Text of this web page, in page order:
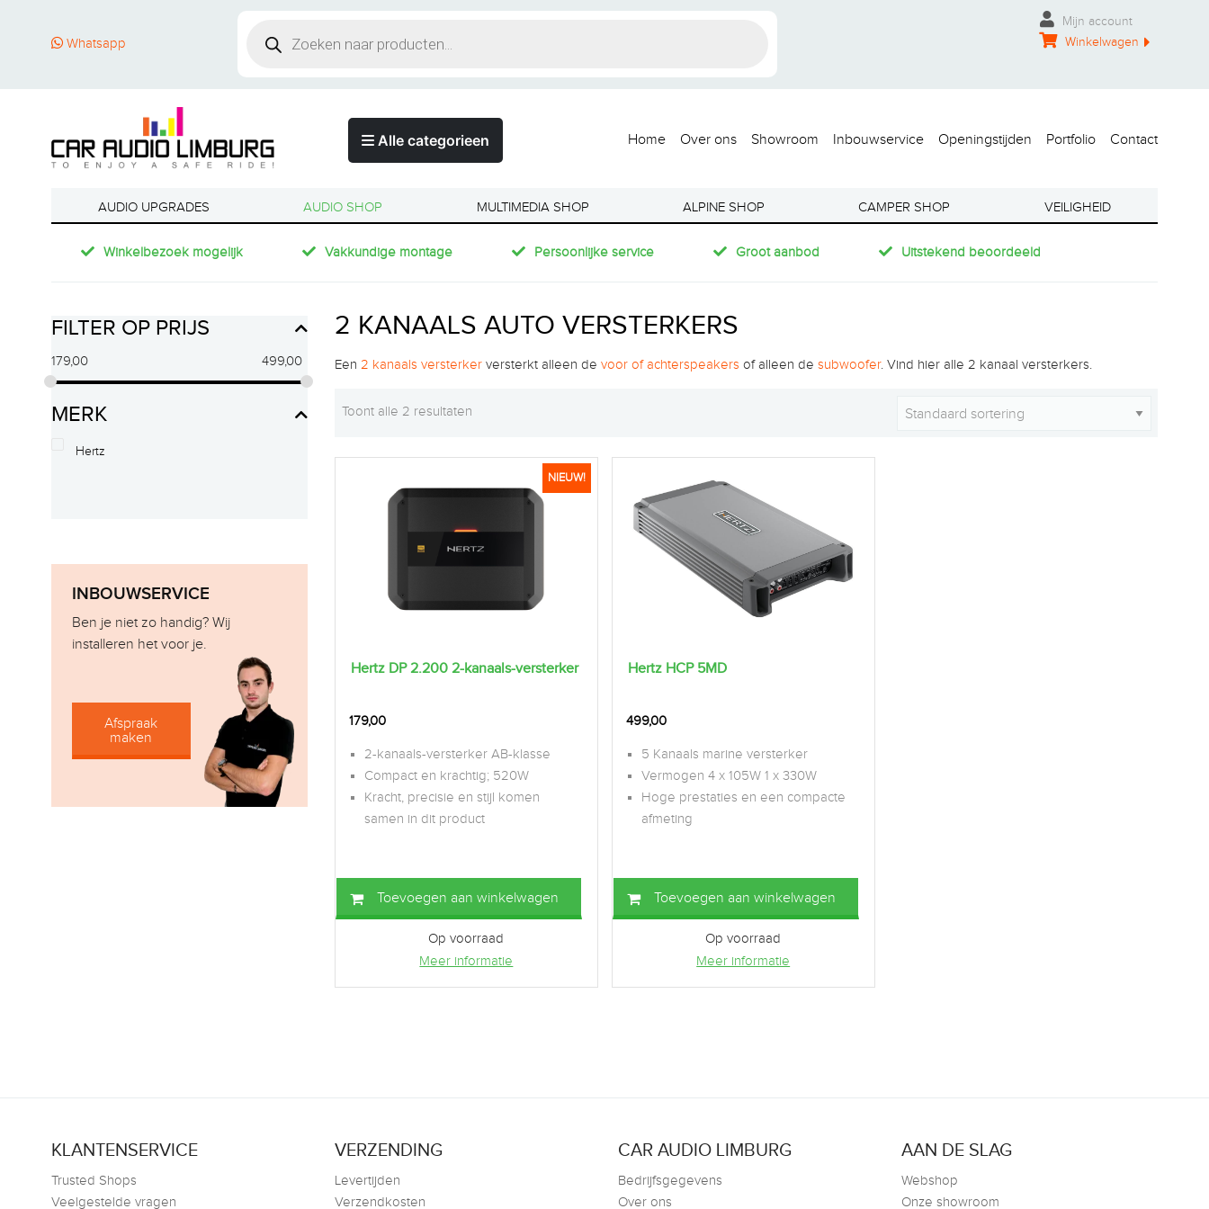
Whatsapp
Mijn account
Winkelwagen
Alle categorieen Home Over ons Showroom Inbouwservice Openingstijden Portfolio Contact
AUDIO UPGRADES AUDIO SHOP MULTIMEDIA SHOP ALPINE SHOP CAMPER SHOP VEILIGHEID
Winkelbezoek mogelijk Vakkundige montage Persoonlijke service Groot aanbod Uitstekend beoordeeld
FILTER OP PRIJS
179,00 499,00
MERK
Hertz
INBOUWSERVICE
Ben je niet zo handig? Wij
installeren het voor je.
Afspraak
maken
2 KANAALS AUTO VERSTERKERS
Een 2 kanaals versterker versterkt alleen de voor of achterspeakers of alleen de subwoofer. Vind hier alle 2 kanaal versterkers.
Toont alle 2 resultaten
NIEUW!
Hertz DP 2.200 2-kanaals-versterker
179,00
2-kanaals-versterker AB-klasse
Compact en krachtig; 520W
Kracht, precisie en stijl komen
samen in dit product
Toevoegen aan winkelwagen
Op voorraad
Meer informatie
Hertz HCP 5MD
499,00
5 Kanaals marine versterker
Vermogen 4 x 105W 1 x 330W
Hoge prestaties en een compacte
afmeting
Toevoegen aan winkelwagen
Op voorraad
Meer informatie
KLANTENSERVICE
Trusted Shops
Veelgestelde vragen
VERZENDING
Levertijden
Verzendkosten
CAR AUDIO LIMBURG
Bedrijfsgegevens
Over ons
AAN DE SLAG
Webshop
Onze showroom